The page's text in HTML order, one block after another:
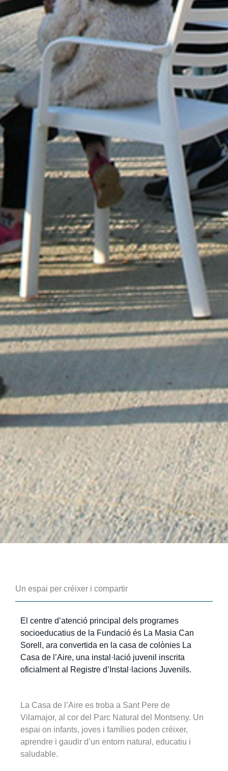
Un espai per créixer i compartir
El centre d’atenció principal dels programes
socioeducatius de la Fundació és La Masia Can
Sorell, ara convertida en la casa de colònies La
Casa de l’Aire, una instal·lació juvenil inscrita
oficialment al Registre d’Instal·lacions Juvenils.
La Casa de l’Aire es troba a Sant Pere de
Vilamajor, al cor del Parc Natural del Montseny. Un
espai on infants, joves i famílies poden créixer,
aprendre i gaudir d’un entorn natural, educatiu i
saludable.